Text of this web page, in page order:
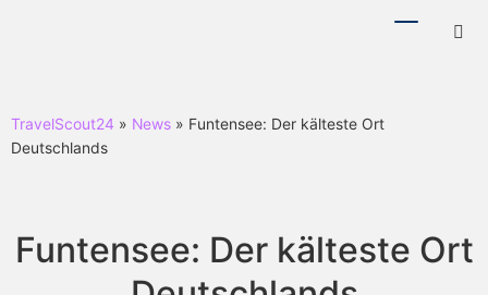
TravelScout24 » News » Funtensee: Der kälteste Ort
Deutschlands
Funtensee: Der kälteste Ort